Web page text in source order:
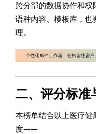
跨分部的数据协作和权
语种内容、模板库，也
理。
二、评分标准
本榜单结合以上医疗健
度——